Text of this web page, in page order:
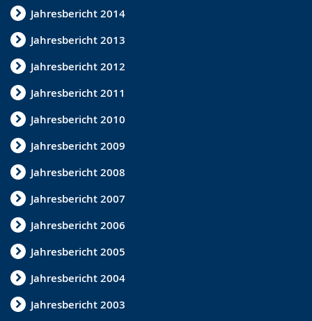
Jahresbericht 2014
Jahresbericht 2013
Jahresbericht 2012
Jahresbericht 2011
Jahresbericht 2010
Jahresbericht 2009
Jahresbericht 2008
Jahresbericht 2007
Jahresbericht 2006
Jahresbericht 2005
Jahresbericht 2004
Jahresbericht 2003
.p
r
a
c
h
e
w
i
r
d
a
n
g
e
e